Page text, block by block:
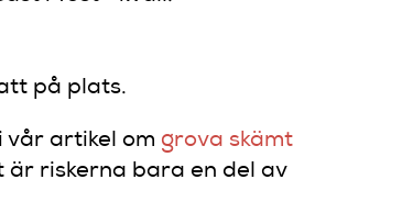
på plats.
vår artikel om grova skämt
är riskerna bara en del av